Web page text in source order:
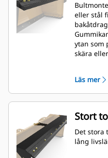
eller stål
ytan som
skära
Läs mer
Stort
Det stora
lång